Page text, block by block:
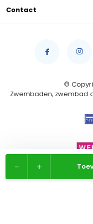
+
-
Contact
©
Zwembaden, zwembad